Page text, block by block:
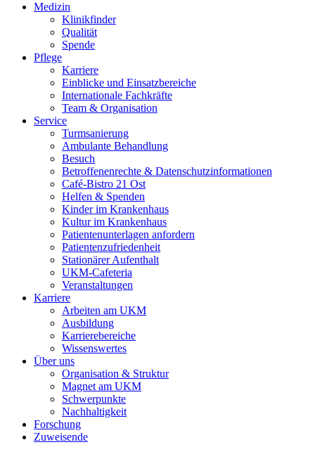
Medizin
Klinikfinder
Qualität
Spende
Pflege
Karriere
Einblicke und Einsatzbereiche
Internationale Fachkräfte
Team & Organisation
Service
Turmsanierung
Ambulante Behandlung
Besuch
Betroffenenrechte & Datenschutzinformationen
Café-Bistro 21 Ost
Helfen & Spenden
Kinder im Krankenhaus
Kultur im Krankenhaus
Patientenunterlagen anfordern
Patientenzufriedenheit
Stationärer Aufenthalt
UKM-Cafeteria
Veranstaltungen
Karriere
Arbeiten am UKM
Ausbildung
Karrierebereiche
Wissenswertes
Über uns
Organisation & Struktur
Magnet am UKM
Schwerpunkte
Nachhaltigkeit
Forschung
Zuweisende